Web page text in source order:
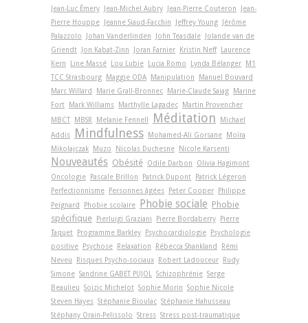
Jean-Luc Émery Jean-Michel Aubry Jean-Pierre Couteron
Jean-
Pierre Houppe Jeanne Siaud-Facchin Jeffrey Young Jérôme
Palazzolo
Johan Vanderlinden John Teasdale Jolande van de
Griendt Jon Kabat-Zinn Joran Farnier Kristin Neff Laurence
Kern
Line Massé Lou Lubie Lucia Romo Lynda Bélanger M1
TCC Strasbourg Maggie ODA Manipulation
Manuel Bouvard
Marc Willard
Marie Grall-Bronnec Marie-Claude Saiag Marine
Fort Mark Williams Marthylle Lagadec Martin Provencher
MBCT MBSR Melanie Fennell Méditation
Michael
Addis
Mindfulness Mohamed-Ali Gorsane Moïra
Mikolajczak Muzo Nicolas Duchesne Nicole Karsenti
Nouveautés Obésité Odile Darbon
Olivia Hagimont
Oncologie Pascale Brillon Patrick Dupont Patrick Légeron
Perfectionnisme Personnes âgées Peter Cooper Philippe
Peignard
Phobie scolaire Phobie sociale Phobie
spécifique Pierluigi Graziani Pierre Bordaberry Pierre
Taquet Programme Barkley Psychocardiologie Psychologie
positive Psychose Relaxation Rébecca Shankland
Rémi
Neveu
Risques Psycho-sociaux Robert Ladouceur Rudy
Simone Sandrine GABET PUJOL Schizophrénie Serge
Beaulieu Soizic Michelot Sophie Morin Sophie Nicole
Steven Hayes Stéphanie Bioulac Stéphanie Hahusseau
Stéphany Orain-Pelissolo Stress Stress post-traumatique